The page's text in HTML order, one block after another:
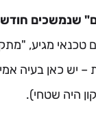
שנמשכים
טכנאי מגיע,
– יש כאן בעיה
היה שטחי).